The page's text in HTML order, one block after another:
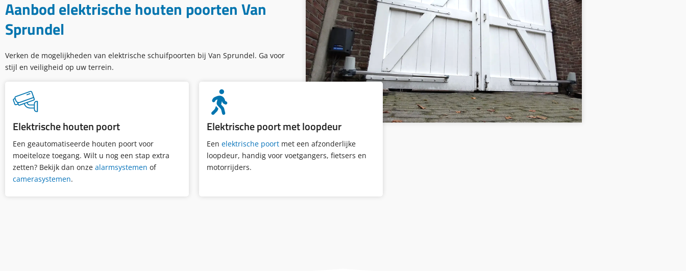
Aanbod elektrische houten poorten Van
Sprundel
Verken de mogelijkheden van elektrische schuifpoorten bij Van Sprundel. Ga voor
stijl en veiligheid op uw terrein.
Elektrische houten poort
Een geautomatiseerde houten poort voor
moeiteloze toegang. Wilt u nog een stap extra
zetten? Bekijk dan onze alarmsystemen of
camerasystemen.
Elektrische poort met loopdeur
Een elektrische poortmet een afzonderlijke
loopdeur, handig voor voetgangers, fietsers en
motorrijders.